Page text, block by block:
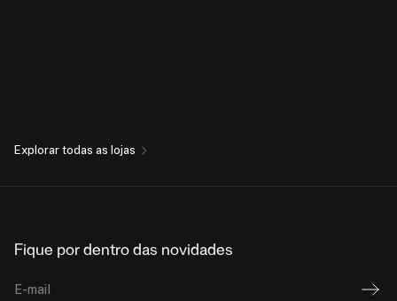
Explorar todas as lojas
Fique por dentro das novidades
E-mail